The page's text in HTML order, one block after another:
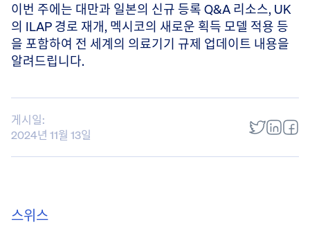
이번 주에는 대만과 일본의 신규 등록 Q&A 리소스, UK
의 ILAP 경로 재개, 멕시코의 새로운 획득 모델 적용 등
을 포함하여 전 세계의 의료기기 규제 업데이트 내용을
알려드립니다.
게시일:
2024년 11월 13일
스위스